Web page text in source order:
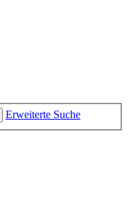
Erweiterte Suche